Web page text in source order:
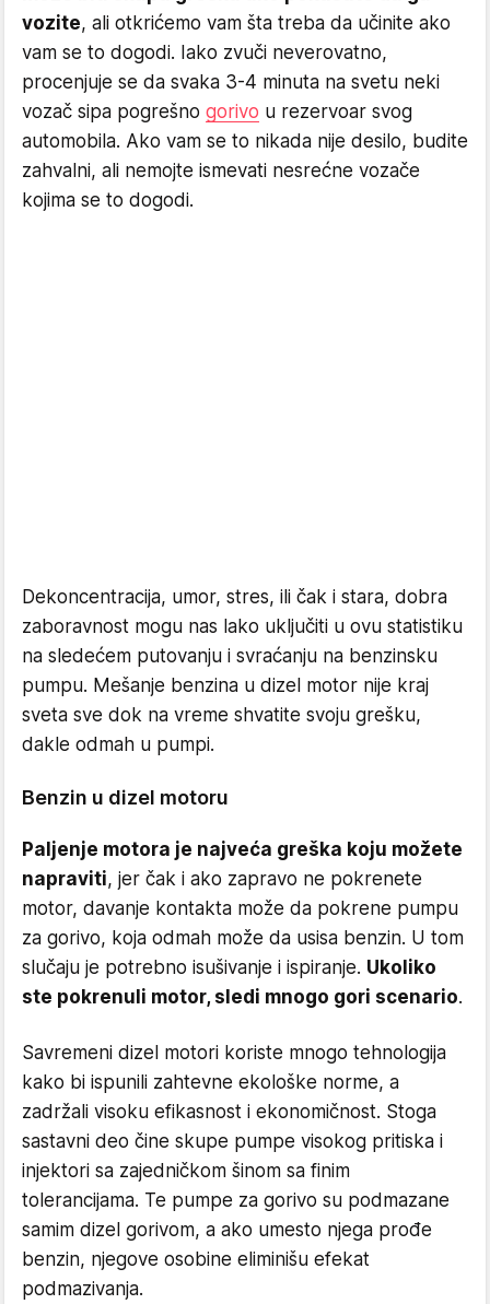
vozite, ali otkrićemo vam šta treba da učinite ako
vam se to dogodi. Iako zvuči neverovatno,
procenjuje se da svaka 3-4 minuta na svetu neki
vozač sipa pogrešno gorivo u rezervoar svog
automobila. Ako vam se to nikada nije desilo, budite
zahvalni, ali nemojte ismevati nesrećne vozače
kojima se to dogodi.
Dekoncentracija, umor, stres, ili čak i stara, dobra
zaboravnost mogu nas lako uključiti u ovu statistiku
na sledećem putovanju i svraćanju na benzinsku
pumpu. Mešanje benzina u dizel motor nije kraj
sveta sve dok na vreme shvatite svoju grešku,
dakle odmah u pumpi.
Benzin u dizel motoru
Paljenje motora je najveća greška koju možete
napraviti, jer čak i ako zapravo ne pokrenete
motor, davanje kontakta može da pokrene pumpu
za gorivo, koja odmah može da usisa benzin. U tom
slučaju je potrebno isušivanje i ispiranje. Ukoliko
ste pokrenuli motor, sledi mnogo gori scenario.
Savremeni dizel motori koriste mnogo tehnologija
kako bi ispunili zahtevne ekološke norme, a
zadržali visoku efikasnost i ekonomičnost. Stoga
sastavni deo čine skupe pumpe visokog pritiska i
injektori sa zajedničkom šinom sa finim
tolerancijama. Te pumpe za gorivo su podmazane
samim dizel gorivom, a ako umesto njega prođe
benzin, njegove osobine eliminišu efekat
podmazivanja.